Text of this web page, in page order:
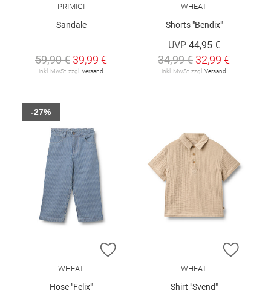
PRIMIGI
Sandale
59,90 € 39,99 €
inkl. MwSt. zzgl. Versand
WHEAT
Shorts "Bendix"
UVP 44,95 €
34,99 € 32,99 €
inkl. MwSt. zzgl. Versand
ZUR WUNSCHLISTE HINZUFÜGEN
WHEAT
Hose "Felix"
-27%
ZUR
WHEAT
Shirt "Svend"